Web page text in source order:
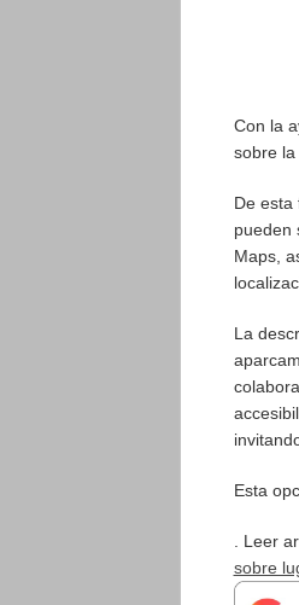
Con la
sobre la
De esta
pueden
Maps,
La
Esta
. Leer
sobre